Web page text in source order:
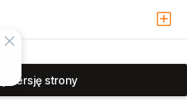
wersję strony